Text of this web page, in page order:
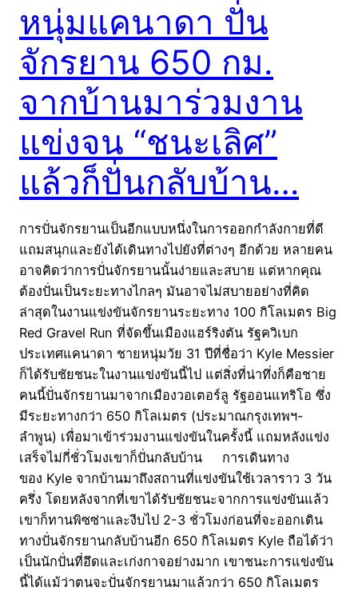
หนุ่มแคนาดา ปั่น
จักรยาน 650 กม.
จากบ้านมาร่วมงาน
แข่งจน “ชนะเลิศ”
แล้วก็ปั่นกลับบ้าน…
การปั่นจักรยานเป็นอีกแบบหนึ่งในการออกกำลังกายที่ดี
แถมสนุกและยังได้เดินทางไปยังที่ต่างๆ อีกด้วย หลายคน
อาจคิดว่าการปั่นจักรยานนั้นง่ายและสบาย แต่หากคุณ
ต้องปั่นเป็นระยะทางไกลๆ มันอาจไม่สบายอย่างที่คิด
ล่าสุดในงานแข่งขันจักรยานระยะทาง 100 กิโลเมตร Big
Red Gravel Run ที่จัดขึ้นเมืองแฮร์ริงตัน รัฐควิเบก
ประเทศแคนาดา ชายหนุ่มวัย 31 ปีที่ชื่อว่า Kyle Messier
ก็ได้รับชัยชนะในงานแข่งขันนี้ไป แต่สิ่งที่น่าทึ่งก็คือชาย
คนนี้ปั่นจักรยานมาจากเมืองวอเตอร์ลู รัฐออนแทริโอ ซึ่ง
มีระยะทางกว่า 650 กิโลเมตร (ประมาณกรุงเทพฯ-
ลำพูน) เพื่อมาเข้าร่วมงานแข่งขันในครั้งนี้ แถมหลังแข่ง
เสร็จไม่กี่ชั่วโมงเขาก็ปั่นกลับบ้าน การเดินทาง
ของ Kyle จากบ้านมาถึงสถานที่แข่งขันใช้เวลาราว 3 วัน
ครึ่ง โดยหลังจากที่เขาได้รับชัยชนะจากการแข่งขันแล้ว
เขาก็ทานพิซซ่าและงีบไป 2-3 ชั่วโมงก่อนที่จะออกเดิน
ทางปั่นจักรยานกลับบ้านอีก 650 กิโลเมตร Kyle ถือได้ว่า
เป็นนักปั่นที่อึดและเก่งกาจอย่างมาก เขาชนะการแข่งขัน
นี้ได้แม้ว่าตนจะปั่นจักรยานมาแล้วกว่า 650 กิโลเมตร